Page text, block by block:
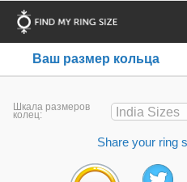
Ваш размер кольца
Шкала размеров
колец: India Sizes
Share your ring